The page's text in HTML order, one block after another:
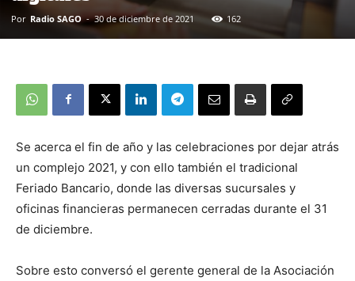
Por Radio SAGO - 30 de diciembre de 2021 162
Se acerca el fin de año y las celebraciones por dejar atrás
un complejo 2021, y con ello también el tradicional
Feriado Bancario, donde las diversas sucursales y
oficinas financieras permanecen cerradas durante el 31
de diciembre.
Sobre esto conversó el gerente general de la Asociación